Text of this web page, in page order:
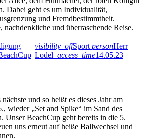
Dabei geht es um Individualität,
und Fremdbestimmtheit.
nachdenkliche und überraschende Reise.
visibility_offSport personHerr
Lodel access_time14.05.23
und so heißt es dieses Jahr am
wieder „Set and Spike“ im Sand des
Unser BeachCup geht bereits in die 5.
uns erneut auf heiße Ballwechsel und